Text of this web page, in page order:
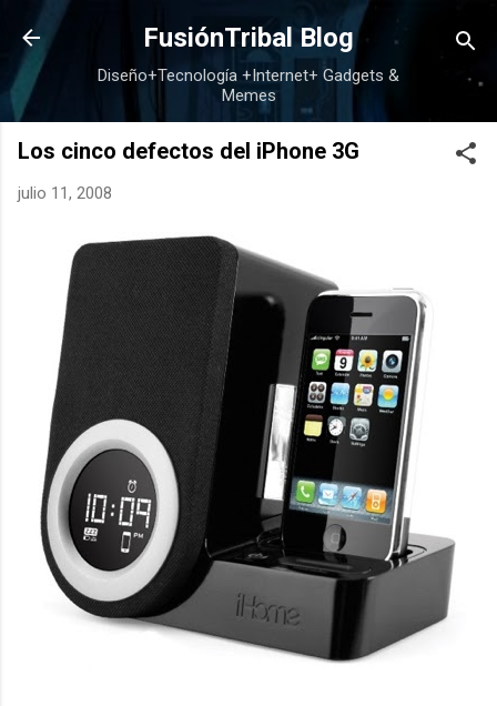
Ir al contenido principal
FusiónTribal Blog
Diseño+Tecnología +Internet+ Gadgets &
Memes
Los cinco defectos del iPhone 3G
julio 11, 2008